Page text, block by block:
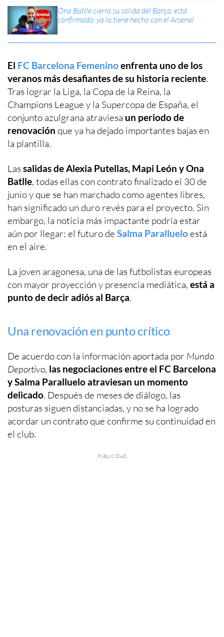
Ona Batlle cierra su salida del Barça, está
confirmado: ya lo tiene hecho con el Arsenal
El FC Barcelona Femeninoenfrenta uno de los
veranos más desafiantes de su historia reciente.
Tras lograr la Liga, la Copa de la Reina, la
Champions League y la Supercopa de España, el
conjunto azulgrana atraviesa un periodo de
renovación que ya ha dejado importantes bajas en
la plantilla.
Las salidas de Alexia Putellas, Mapi León y Ona
Batlle, todas ellas con contrato finalizado el 30 de
junio y que se han marchado como agentes libres,
han significado un duro revés para el proyecto. Sin
embargo, la noticia más impactante podría estar
aún por llegar: el futuro de Salma Parallueloestá
en el aire.
La joven aragonesa, una de las futbolistas europeas
con mayor proyección y presencia mediática, está a
punto de decir adiós al Barça.
Una renovación en punto crítico
De acuerdo con la información aportada por Mundo
Deportivo, las negociaciones entre el FC Barcelona
y Salma Paralluelo atraviesan un momento
delicado. Después de meses de diálogo, las
posturas siguen distanciadas, y no se ha logrado
acordar un contrato que confirme su continuidad en
el club.